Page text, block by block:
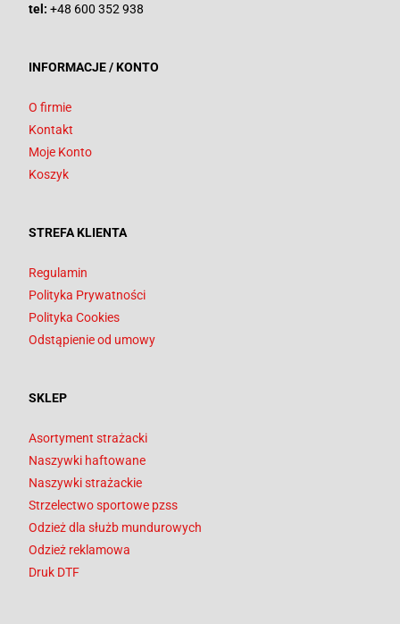
tel: +48 600 352 938
INFORMACJE / KONTO
O firmie
Kontakt
Moje Konto
Koszyk
STREFA KLIENTA
Regulamin
Polityka Prywatności
Polityka Cookies
Odstąpienie od umowy
SKLEP
Asortyment strażacki
Naszywki haftowane
Naszywki strażackie
Strzelectwo sportowe pzss
Odzież dla służb mundurowych
Odzież reklamowa
Druk DTF